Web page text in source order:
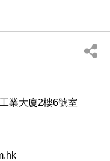
業大廈2樓6號室